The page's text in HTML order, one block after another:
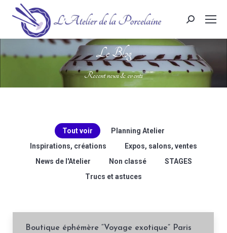
Search:
Le Blog
Recent news & events
Vous êtes ici :
Tout voir
Planning Atelier
Inspirations, créations
Expos, salons, ventes
News de l'Atelier
Non classé
STAGES
Trucs et astuces
Boutique éphémère “Voyage exotique” Paris